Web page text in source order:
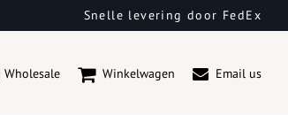
Snelle levering door FedEx
Wholesale Winkelwagen Email us